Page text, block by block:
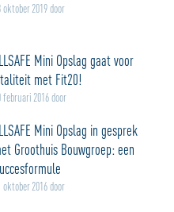
oktober 2019 door
Mini Opslag gaat voor
met Fit20!
februari 2016 door
Mini Opslag in gesprek
Groothuis Bouwgroep: een
oktober 2016 door